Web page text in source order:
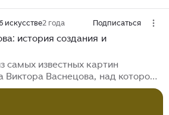
искусстве2 года Подписаться
история создания и
самых известных картин
Виктора Васнецова, над которой
лет. Сам художник так описывал